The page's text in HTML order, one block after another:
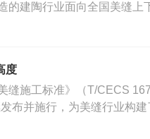
的建陶行业面向全国美缝上
度
施工标准》（T/CECS
布并施行，为美缝行业构